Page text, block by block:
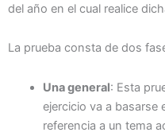
del año en el cual realice
La prueba consta de dos
Una general: Esta
ejercicio va a basarse
referencia a un tema